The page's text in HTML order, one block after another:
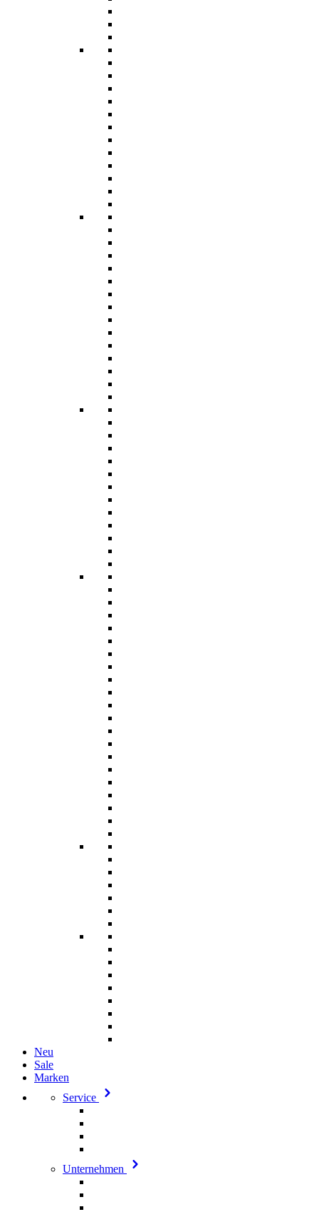
Neu
Sale
Marken
Service
Unternehmen